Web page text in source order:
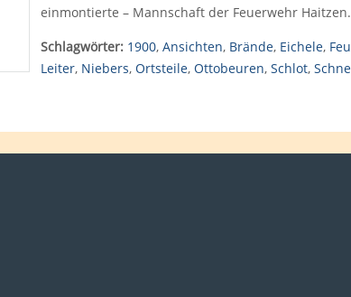
einmontierte – Mannschaft der Feuerwehr
Schlagwörter: 1900, Ansichten, Brände, Eichele,
Leiter, Niebers, Ortsteile, Ottobeuren, Schlot,